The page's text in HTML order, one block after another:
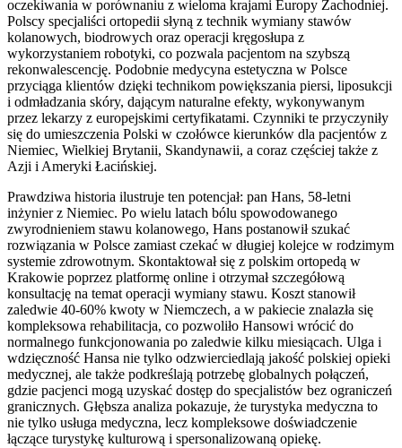
oczekiwania w porównaniu z wieloma krajami Europy Zachodniej.
Polscy specjaliści ortopedii słyną z technik wymiany stawów
kolanowych, biodrowych oraz operacji kręgosłupa z
wykorzystaniem robotyki, co pozwala pacjentom na szybszą
rekonwalescencję. Podobnie medycyna estetyczna w Polsce
przyciąga klientów dzięki technikom powiększania piersi, liposukcji
i odmładzania skóry, dającym naturalne efekty, wykonywanym
przez lekarzy z europejskimi certyfikatami. Czynniki te przyczyniły
się do umieszczenia Polski w czołówce kierunków dla pacjentów z
Niemiec, Wielkiej Brytanii, Skandynawii, a coraz częściej także z
Azji i Ameryki Łacińskiej.
Prawdziwa historia ilustruje ten potencjał: pan Hans, 58-letni
inżynier z Niemiec. Po wielu latach bólu spowodowanego
zwyrodnieniem stawu kolanowego, Hans postanowił szukać
rozwiązania w Polsce zamiast czekać w długiej kolejce w rodzimym
systemie zdrowotnym. Skontaktował się z polskim ortopedą w
Krakowie poprzez platformę online i otrzymał szczegółową
konsultację na temat operacji wymiany stawu. Koszt stanowił
zaledwie 40-60% kwoty w Niemczech, a w pakiecie znalazła się
kompleksowa rehabilitacja, co pozwoliło Hansowi wrócić do
normalnego funkcjonowania po zaledwie kilku miesiącach. Ulga i
wdzięczność Hansa nie tylko odzwierciedlają jakość polskiej opieki
medycznej, ale także podkreślają potrzebę globalnych połączeń,
gdzie pacjenci mogą uzyskać dostęp do specjalistów bez ograniczeń
granicznych. Głębsza analiza pokazuje, że turystyka medyczna to
nie tylko usługa medyczna, lecz kompleksowe doświadczenie
łączące turystykę kulturową i spersonalizowaną opiekę.